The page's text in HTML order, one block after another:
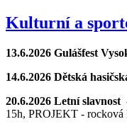
Kulturní a
13.6.2026 Gulášfest
14.6.2026 Dětská
20.6.2026 Letní slavnost
15h, PROJEKT - rocková